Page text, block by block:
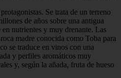
Se trata de un terreno
de años sobre una antigua
nutrientes y muy drenante. Las
madre conocida como Toba para
se traduce en vinos con una
y perfiles aromáticos muy
y, según la añada, fruta de hueso